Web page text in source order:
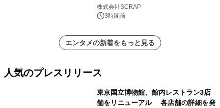
器を手に魔族を見据える描き下ろしメ
インビジュアル公開
株式会社SCRAP
3時間前
エンタメの新着をもっと見る
人気のプレスリリース
東京国立博物館、館内レストラン3店
舗をリニューアル 各店舗の詳細を発